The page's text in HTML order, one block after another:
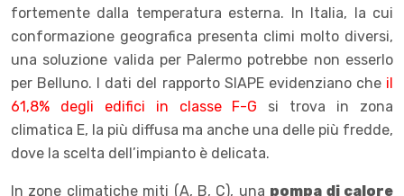
fortemente dalla temperatura esterna. In Italia, la cui
conformazione geografica presenta climi molto diversi,
una soluzione valida per Palermo potrebbe non esserlo
per Belluno. I dati del rapporto SIAPE evidenziano che il
61,8% degli edifici in classe F-G si trova in zona
climatica E, la più diffusa ma anche una delle più fredde,
dove la scelta dell’impianto è delicata.
In zone climatiche miti (A, B, C), una pompa di calore